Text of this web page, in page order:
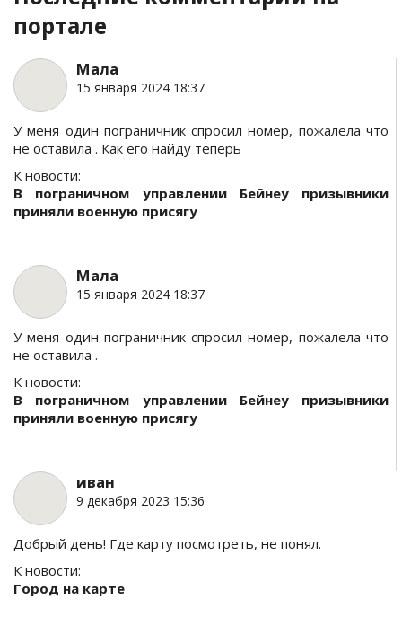
портале
Мала
15 января 2024 18:37
У меня один пограничник спросил номер, пожалела что
не оставила . Как его найду теперь
К новости:
В пограничном управлении Бейнеу призывники
приняли военную присягу
Мала
15 января 2024 18:37
У меня один пограничник спросил номер, пожалела что
не оставила .
К новости:
В пограничном управлении Бейнеу призывники
приняли военную присягу
иван
9 декабря 2023 15:36
Добрый день! Где карту посмотреть, не понял.
К новости:
Город на карте